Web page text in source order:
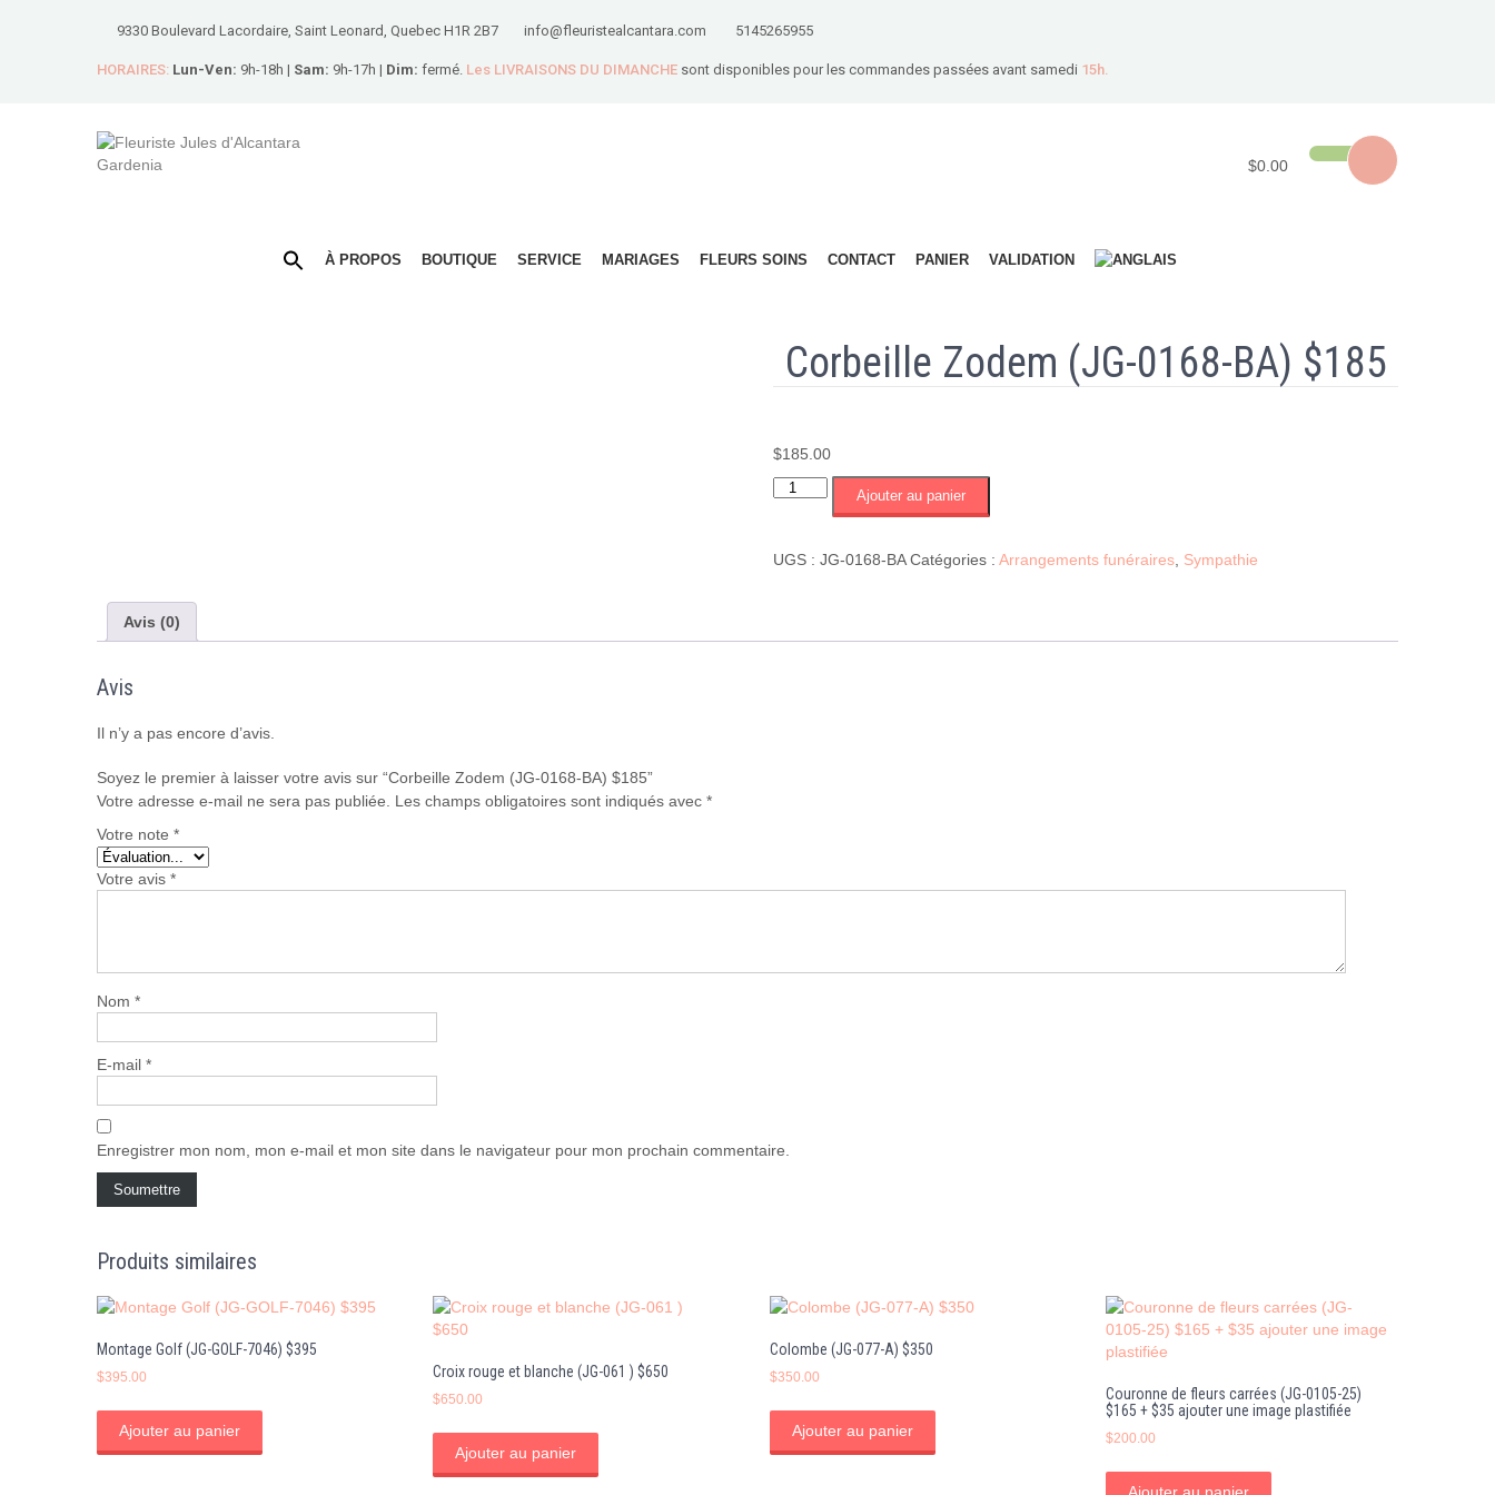
9330 Boulevard Lacordaire, Saint Leonard, Quebec H1R 2B7 info@fleuristealcantara.com 5145265955
HORAIRES: Lun-Ven: 9h-18h | Sam: 9h-17h | Dim: fermé. Les LIVRAISONS DU DIMANCHE sont disponibles pour les commandes passées avant samedi 15h.
$0.00
À PROPOS BOUTIQUE SERVICE MARIAGES FLEURS SOINS CONTACT PANIER VALIDATION
Corbeille Zodem (JG-0168-BA) $185
$185.00
quantité
Zodem
$185
Ajouter au panier
UGS :JG-0168-BA Catégories :Arrangements funéraires Sympathie
Avis (0)
Avis
Il n’y a pas encore d’avis.
Soyez le premier à laisser votre avis sur “Corbeille Zodem (JG-0168-BA) $185”
Votre adresse e-mail ne sera pas publiée.
Les champs obligatoires sont indiqués avec *
Votre note *
Votre avis *
Nom *
E-mail *
Enregistrer mon nom, mon e-mail et mon site dans le navigateur pour mon prochain commentaire.
Produits similaires
Montage Golf (JG-GOLF-7046) $395
$395.00
Ajouter au panier
Croix rouge et blanche (JG-061 ) $650
$650.00
Ajouter au panier
Colombe (JG-077-A) $350
$350.00
Ajouter au panier
Couronne de fleurs carrées (JG-0105-25)
$165 + $35 ajouter une image plastifiée
$200.00